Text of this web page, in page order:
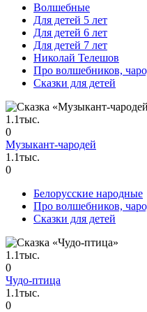
Волшебные
Для детей 5 лет
Для детей 6 лет
Для детей 7 лет
Николай Телешов
Про волшебников,
Сказки для детей
1.1тыс.
0
Музыкант-чародей
1.1тыс.
0
Белорусские народные
Про волшебников,
Сказки для детей
1.1тыс.
0
Чудо-птица
1.1тыс.
0